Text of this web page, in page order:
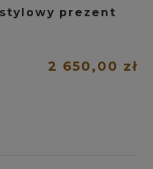
prezent
2 650,00 zł